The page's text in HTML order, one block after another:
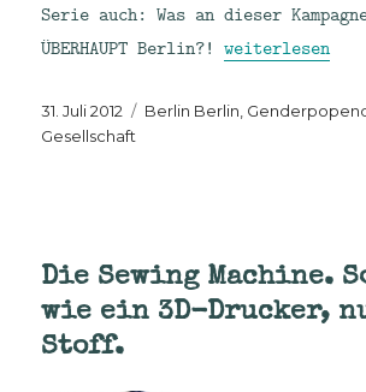
Serie auch: Was an dieser
ÜBERHAUPT Berlin?!weiterlesen
Veröffentlicht
am
31. Juli 2012 Kategorien
Berlin Berlin
Gesellschaft
Die Sewing Machine.
wie ein 3D-Drucker,
Stoff.